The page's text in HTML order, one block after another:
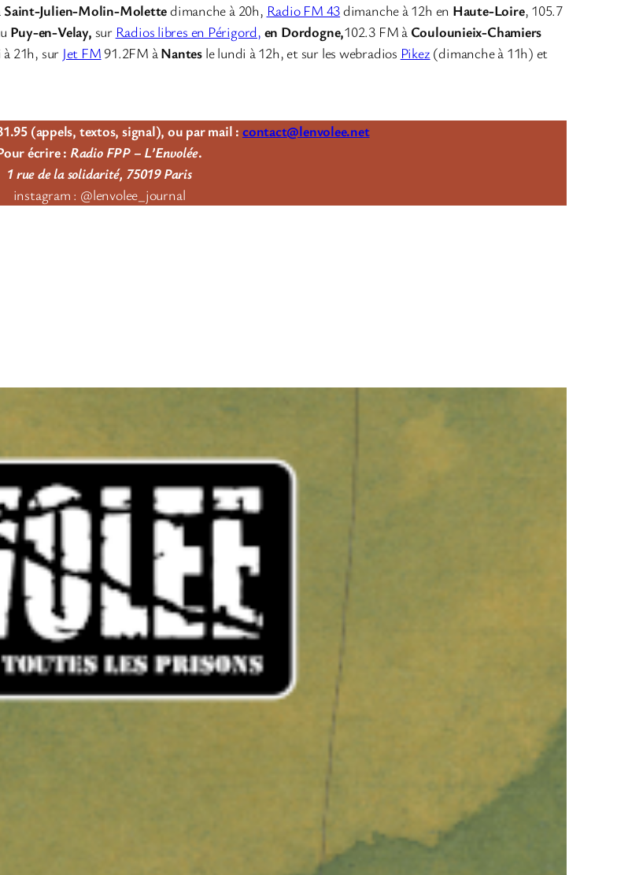
Saint-Julien-Molin-Molettedimanche à 20h, Radio FM 43dimanche à 12h en Haute-Loire, 105.7
Puy-en-Velay, sur Radios libres en Périgord, en Dordogne,102.3 FM à Coulounieix-Chamiers
à 21h, sur Jet FM 91.2FM àNantes le lundi à 12h, et sur les webradios Pikez (dimanche à 11h) et
(appels, textos, signal), ou par mail : contact@lenvolee.net
écrire : Radio FPP – L’Envolée.
1 rue de la solidarité, 75019 Paris
instagram : @lenvolee_journal